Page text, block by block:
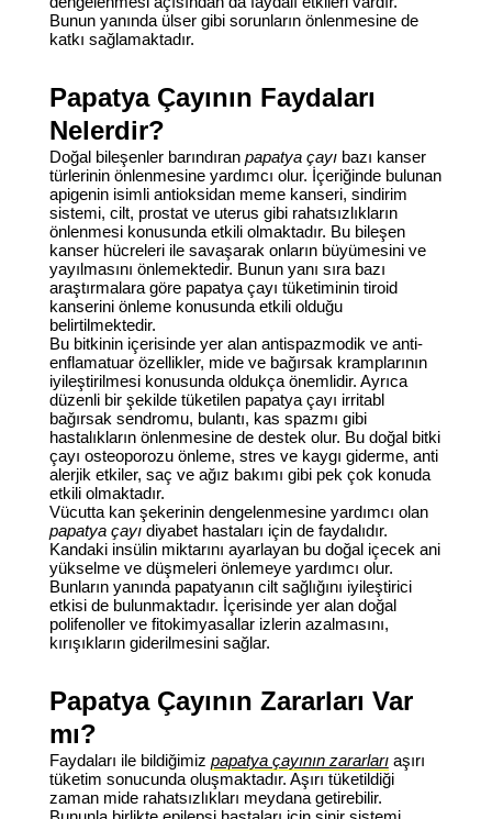
Bunun yanında ülser gibi sorunların önlenmesine de
katkı sağlamaktadır.
Papatya Çayının Faydaları
Nelerdir?
Doğal bileşenler barındıran papatya çayıbazı kanser
türlerinin önlenmesine yardımcı olur. İçeriğinde bulunan
apigenin isimli antioksidan meme kanseri, sindirim
sistemi, cilt, prostat ve uterus gibi rahatsızlıkların
önlenmesi konusunda etkili olmaktadır. Bu bileşen
kanser hücreleri ile savaşarak onların büyümesini ve
yayılmasını önlemektedir. Bunun yanı sıra bazı
araştırmalara göre papatya çayı tüketiminin tiroid
kanserini önleme konusunda etkili olduğu
belirtilmektedir.
Bu bitkinin içerisinde yer alan antispazmodik ve anti-
enflamatuar özellikler, mide ve bağırsak kramplarının
iyileştirilmesi konusunda oldukça önemlidir. Ayrıca
düzenli bir şekilde tüketilen papatya çayı irritabl
bağırsak sendromu, bulantı, kas spazmı gibi
hastalıkların önlenmesine de destek olur. Bu doğal bitki
çayı osteoporozu önleme, stres ve kaygı giderme, anti
alerjik etkiler, saç ve ağız bakımı gibi pek çok konuda
etkili olmaktadır.
Vücutta kan şekerinin dengelenmesine yardımcı olan
papatya çayıdiyabet hastaları için de faydalıdır.
Kandaki insülin miktarını ayarlayan bu doğal içecek ani
yükselme ve düşmeleri önlemeye yardımcı olur.
Bunların yanında papatyanın cilt sağlığını iyileştirici
etkisi de bulunmaktadır. İçerisinde yer alan doğal
polifenoller ve fitokimyasallar izlerin azalmasını,
kırışıkların giderilmesini sağlar.
Papatya Çayının Zararları Var
mı?
Faydaları ile bildiğimiz papatya çayının zararlarıaşırı
tüketim sonucunda oluşmaktadır. Aşırı tüketildiği
zaman mide rahatsızlıkları meydana getirebilir.